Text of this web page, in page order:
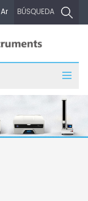
BÚSQUEDA
Ar